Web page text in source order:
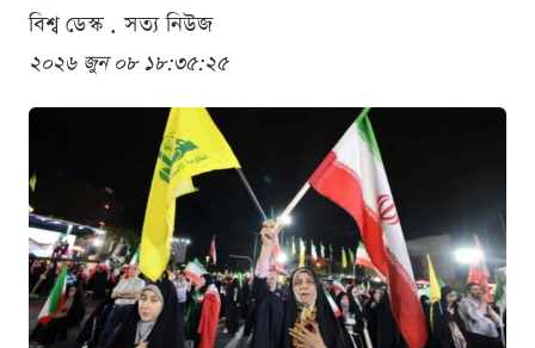
বিশ্ব ডেস্ক . সত্য নিউজ
২০২৬ জুন ০৮ ১৮:৩৫:২৫